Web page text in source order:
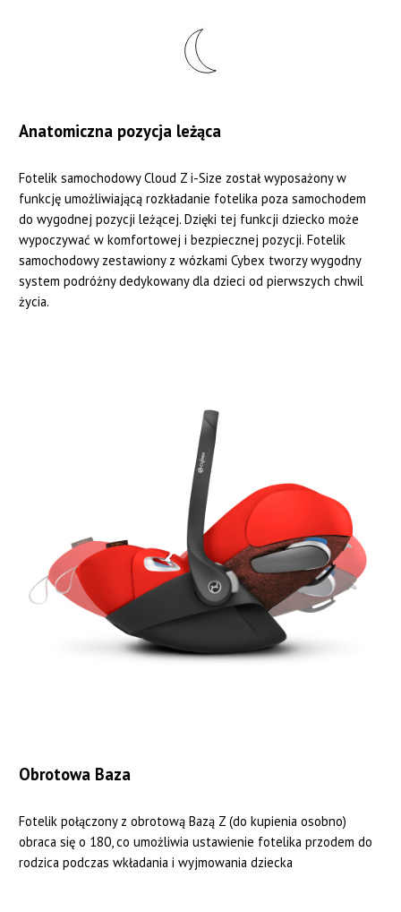
Anatomiczna pozycja leżąca
Fotelik samochodowy Cloud Z i-Size został wyposażony w
funkcję umożliwiającą rozkładanie fotelika poza samochodem
do wygodnej pozycji leżącej. Dzięki tej funkcji dziecko może
wypoczywać w komfortowej i bezpiecznej pozycji. Fotelik
samochodowy zestawiony z wózkami Cybex tworzy wygodny
system podróżny dedykowany dla dzieci od pierwszych chwil
życia.
Obrotowa Baza
Fotelik połączony z obrotową Bazą Z (do kupienia osobno)
obraca się o 180, co umożliwia ustawienie fotelika przodem do
rodzica podczas wkładania i wyjmowania dziecka